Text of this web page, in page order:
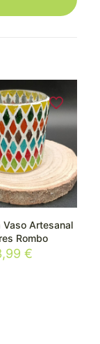
Vaso Artesanal
Rombo
€